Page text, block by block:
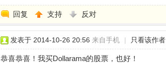
回复 支持 反对
发表于 2014-10-26 20:56 来自手机 | 只看该作者
恭喜恭喜！我买Dollarama的股票，也好！